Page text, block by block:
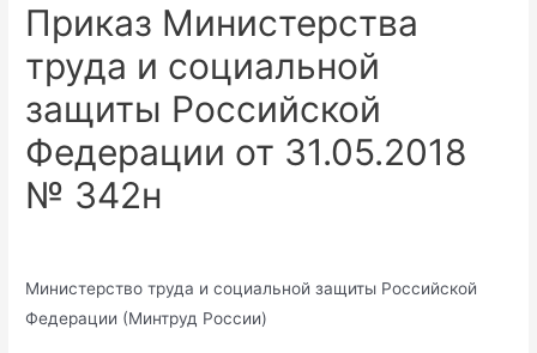
Приказ Министерства
труда и социальной
защиты Российской
Федерации от 31.05.2018
№ 342н
Министерство труда и социальной защиты Российской
Федерации (Минтруд России)